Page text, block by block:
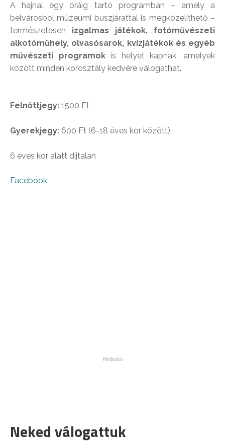
A hajnal egy óráig tartó programban – amely a
belvárosból múzeumi buszjárattal is megközelíthető –
természetesen izgalmas játékok, fotóművészeti
alkotóműhely, olvasósarok, kvízjátékok és egyéb
művészeti programokis helyet kapnak, amelyek
között minden korosztály kedvére válogathat.
Felnőttjegy: 1500 Ft
Gyerekjegy: 600 Ft (6-18 éves kor között)
6 éves kor alatt díjtalan
Facebook
Neked válogattuk